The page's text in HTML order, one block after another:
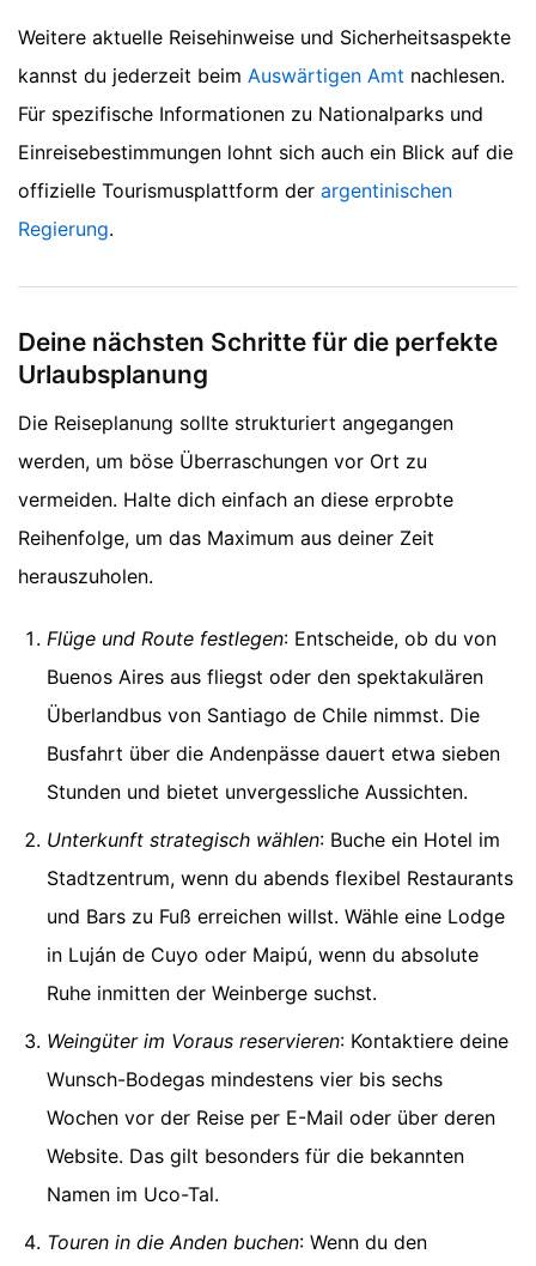
Weitere aktuelle Reisehinweise und Sicherheitsaspekte
kannst du jederzeit beim Auswärtigen Amt nachlesen.
Für spezifische Informationen zu Nationalparks und
Einreisebestimmungen lohnt sich auch ein Blick auf die
offizielle Tourismusplattform der argentinischen
Regierung.
Deine nächsten Schritte für die perfekte
Urlaubsplanung
Die Reiseplanung sollte strukturiert angegangen
werden, um böse Überraschungen vor Ort zu
vermeiden. Halte dich einfach an diese erprobte
Reihenfolge, um das Maximum aus deiner Zeit
herauszuholen.
Flüge und Route festlegen: Entscheide, ob du von
Buenos Aires aus fliegst oder den spektakulären
Überlandbus von Santiago de Chile nimmst. Die
Busfahrt über die Andenpässe dauert etwa sieben
Stunden und bietet unvergessliche Aussichten.
Unterkunft strategisch wählen: Buche ein Hotel im
Stadtzentrum, wenn du abends flexibel Restaurants
und Bars zu Fuß erreichen willst. Wähle eine Lodge
in Luján de Cuyo oder Maipú, wenn du absolute
Ruhe inmitten der Weinberge suchst.
Weingüter im Voraus reservieren: Kontaktiere deine
Wunsch-Bodegas mindestens vier bis sechs
Wochen vor der Reise per E-Mail oder über deren
Website. Das gilt besonders für die bekannten
Namen im Uco-Tal.
Touren in die Anden buchen: Wenn du den